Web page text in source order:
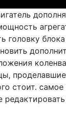
головку
стоит.